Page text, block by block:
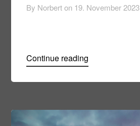
By Norbert on 19. November 2023
Continue reading